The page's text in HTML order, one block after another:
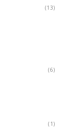
(13)
(6)
(1)